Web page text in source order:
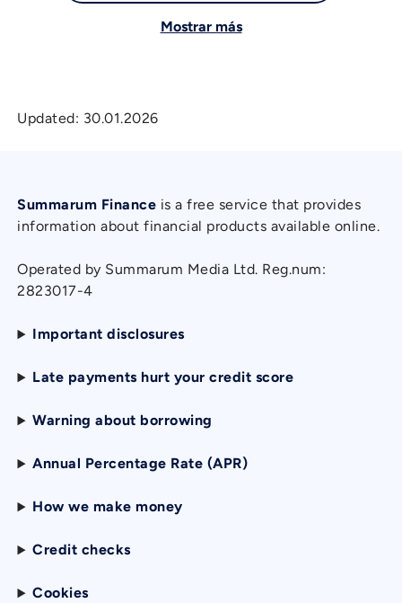
Mostrar más
Updated: 30.01.2026
Summarum Finance is a free service that provides
information about financial products available online.
Operated by Summarum Media Ltd. Reg.num:
2823017-4
Important disclosures
Late payments hurt your credit score
Warning about borrowing
Annual Percentage Rate (APR)
How we make money
Credit checks
Cookies